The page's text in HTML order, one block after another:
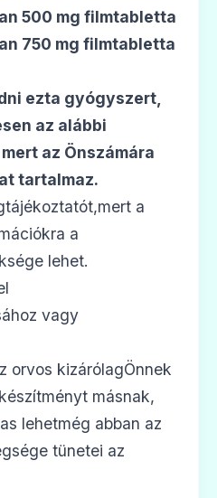
ml oldatos szem
—
💊
filmtabletta
Ár: —
💊
filmtabletta
500 mg filmtabletta
750 mg filmtabletta
ezta gyógyszert,
az alábbi
az Önszámára
tartalmaz.
a
a
lehet.
vagy
orvos kizárólagÖnnek
másnak,
lehetmég abban az
tünetei az